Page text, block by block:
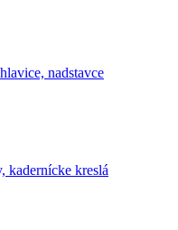
nadstavce
kadernícke kreslá